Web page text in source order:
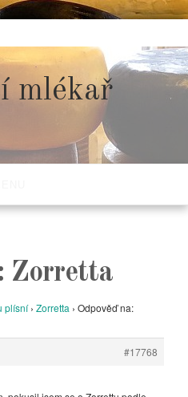
mlékař
Zorretta
plísní › Zorretta › Odpověď na:
#17768